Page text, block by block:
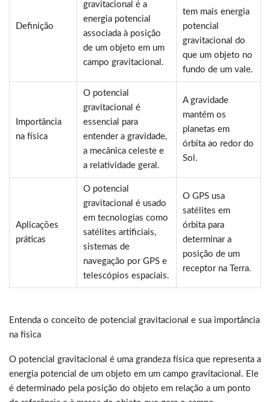
Definição
gravitacional é a
energia potencial
associada à posição
de um objeto em um
campo gravitacional.
tem mais energia
potencial
gravitacional do
que um objeto no
fundo de um vale.
Importância
na física
O potencial
gravitacional é
essencial para
entender a gravidade,
a mecânica celeste e
a relatividade geral.
A gravidade
mantém os
planetas em
órbita ao redor do
Sol.
Aplicações
práticas
O potencial
gravitacional é usado
em tecnologias como
satélites artificiais,
sistemas de
navegação por GPS e
telescópios espaciais.
O GPS usa
satélites em
órbita para
determinar a
posição de um
receptor na Terra.
Entenda o conceito de potencial gravitacional e sua importância
na física
O potencial gravitacional é uma grandeza física que representa a
energia potencial de um objeto em um campo gravitacional. Ele
é determinado pela posição do objeto em relação a um ponto